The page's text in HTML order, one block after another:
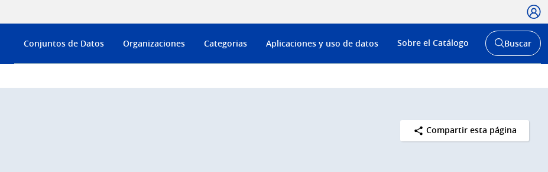
Menú
de
Conjuntos de Datos Organizaciones Categorias Aplicaciones y uso de datos Sobre el Catálogo
Abrir
buscador
Buscar
Compartir esta página